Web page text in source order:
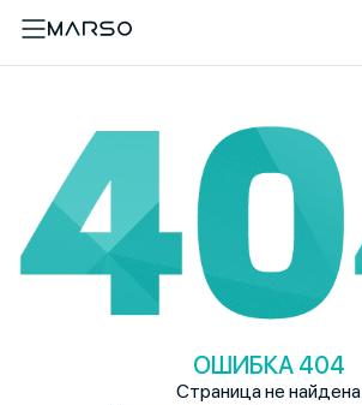
ОШИБКА 404
Страница не найдена